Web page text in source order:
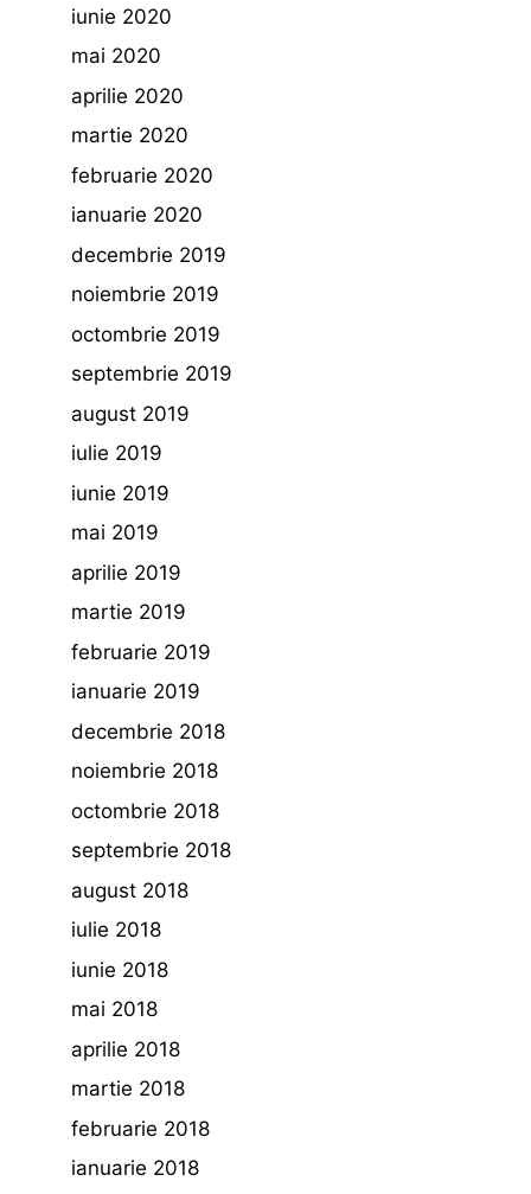
iunie 2020
mai 2020
aprilie 2020
martie 2020
februarie 2020
ianuarie 2020
decembrie 2019
noiembrie 2019
octombrie 2019
septembrie 2019
august 2019
iulie 2019
iunie 2019
mai 2019
aprilie 2019
martie 2019
februarie 2019
ianuarie 2019
decembrie 2018
noiembrie 2018
octombrie 2018
septembrie 2018
august 2018
iulie 2018
iunie 2018
mai 2018
aprilie 2018
martie 2018
februarie 2018
ianuarie 2018